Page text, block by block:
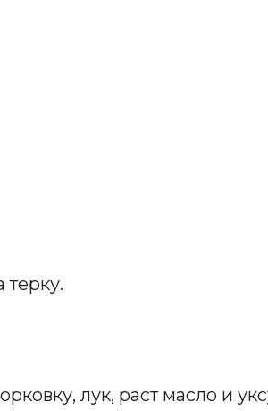
лук, раст масло и